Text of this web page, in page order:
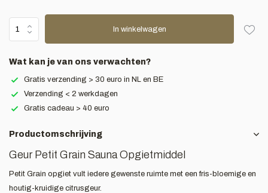
In winkelwagen
Wat kan je van ons verwachten?
Gratis verzending > 30 euro in NL en BE
Verzending < 2 werkdagen
Gratis cadeau > 40 euro
Productomschrijving
Geur Petit Grain Sauna Opgietmiddel
Petit Grain opgiet vult iedere gewenste ruimte met een fris-bloemige en
houtig-kruidige citrusgeur.